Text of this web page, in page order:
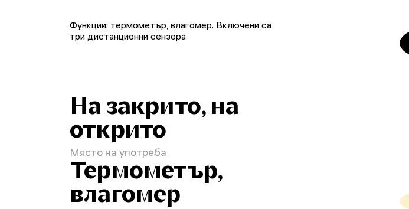
Функции: термометър, влагомер. Включени са
три дистанционни сензора
На закрито, на
открито
Място на употреба
Термометър,
влагомер